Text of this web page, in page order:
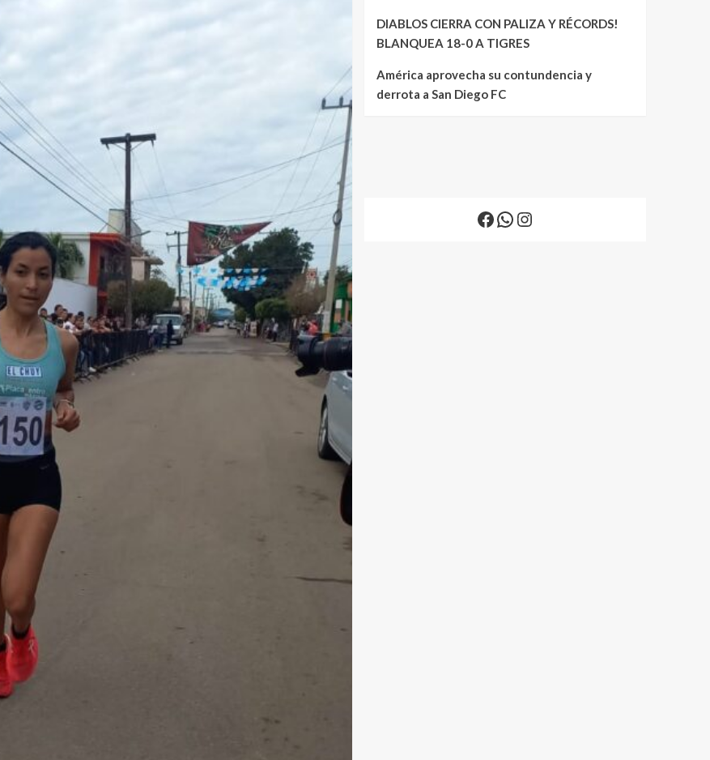
DIABLOS CIERRA CON PALIZA Y RÉCORDS!
BLANQUEA 18-0 A TIGRES
América aprovecha su contundencia y
derrota a San Diego FC
Facebook
WhatsApp
Instagram